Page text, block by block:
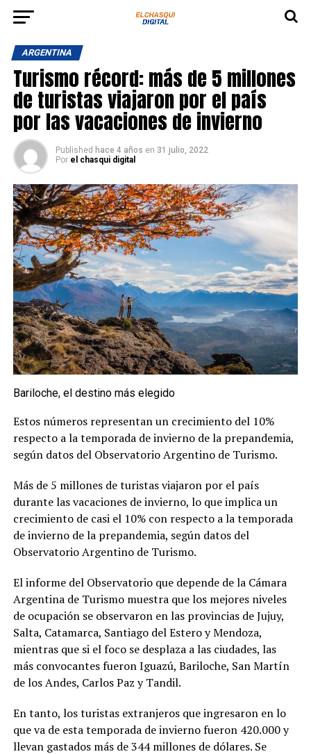
ARGENTINA
Turismo récord: más de 5 millones
de turistas viajaron por el país
por las vacaciones de invierno
Published hace 4 años en 31 julio, 2022
Por el chasqui digital
Bariloche, el destino más elegido
Estos números representan un crecimiento del 10%
respecto a la temporada de invierno de la prepandemia,
según datos del Observatorio Argentino de Turismo.
Más de 5 millones de turistas viajaron por el país
durante las vacaciones de invierno, lo que implica un
crecimiento de casi el 10% con respecto a la temporada
de invierno de la prepandemia, según datos del
Observatorio Argentino de Turismo.
El informe del Observatorio que depende de la Cámara
Argentina de Turismo muestra que los mejores niveles
de ocupación se observaron en las provincias de Jujuy,
Salta, Catamarca, Santiago del Estero y Mendoza,
mientras que si el foco se desplaza a las ciudades, las
más convocantes fueron Iguazú, Bariloche, San Martín
de los Andes, Carlos Paz y Tandil.
En tanto, los turistas extranjeros que ingresaron en lo
que va de esta temporada de invierno fueron 420.000 y
llevan gastados más de 344 millones de dólares. Se